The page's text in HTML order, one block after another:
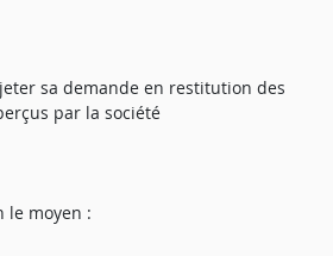
sa demande en restitution des
par la société
le moyen :